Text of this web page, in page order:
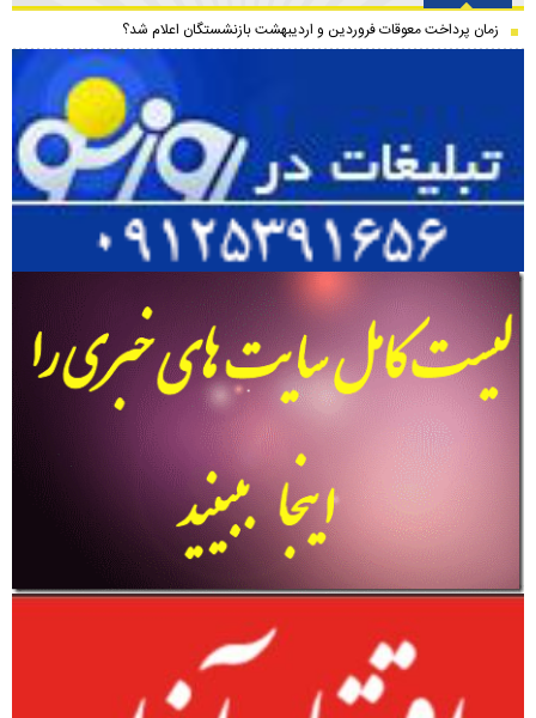
زمان پرداخت معوقات فروردین و اردیبهشت بازنشستگان اعلام شد؟